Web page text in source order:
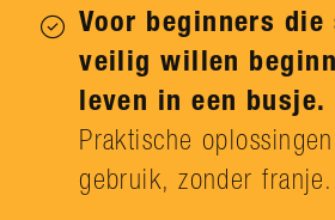
Voor beginners die
veilig willen
leven in een busje.
Praktische
gebruik, zonder franje.